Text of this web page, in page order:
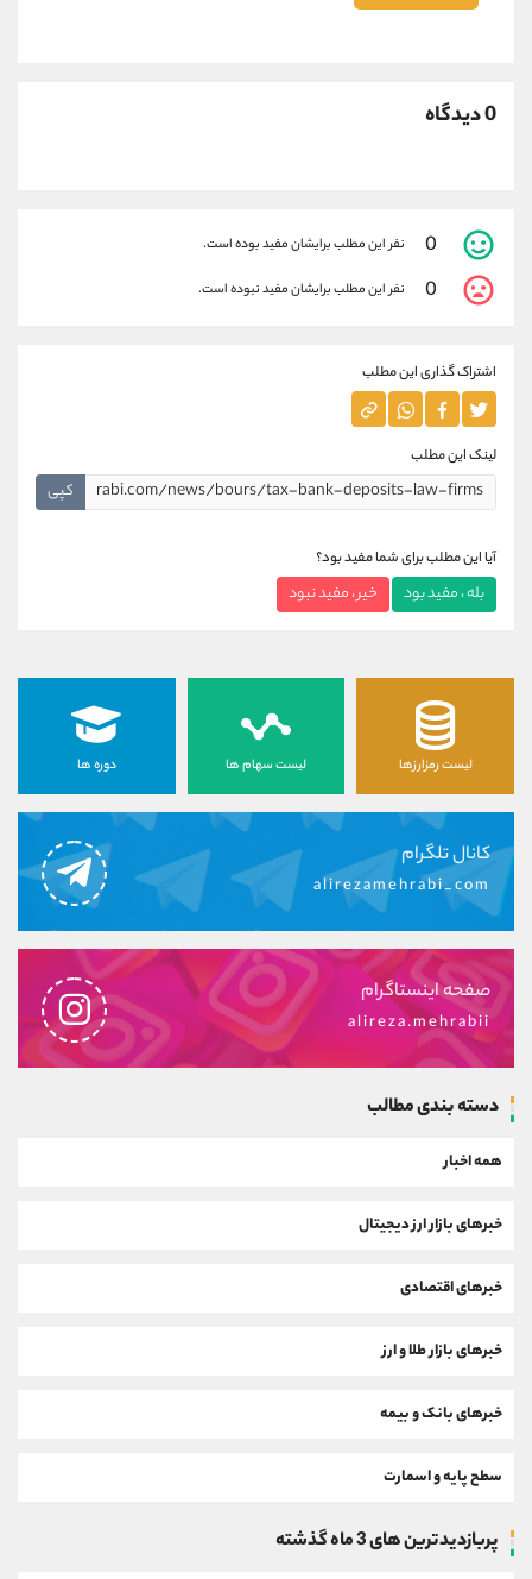
0 دیدگاه
0 نفر این مطلب برایشان مفید بوده است.
0 نفر این مطلب برایشان مفید نبوده است.
اشتراک گذاری این مطلب
لینک این مطلب
کپی
آیا این مطلب برای شما مفید بود؟
بله ، مفید بود خیر ، مفید نبود
لیست رمزارزها لیست سهام ها دوره ها
کانال تلگرام
alirezamehrabi_com
صفحه اینستاگرام
alireza.mehrabii
دسته بندی مطالب
همه اخبار
خبرهای بازار ارز دیجیتال
خبرهای اقتصادی
خبرهای بازار طلا و ارز
خبرهای بانک و بیمه
سطح پایه و اسمارت
پربازدیدترین های 3 ماه گذشته